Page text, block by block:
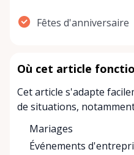
Fêtes d'anniversaire
Où cet article
Cet article s'adapte
de situations,
Mariages
Événements